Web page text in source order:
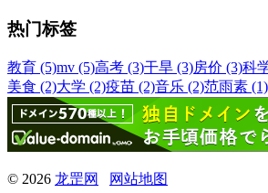
热门标签
教育 (5)mv (5)高考 (3)干旱 (3)房价 (3)科
美食 (2)大学 (2)疫苗 (2)音乐 (2)范雨素 (1)
© 2026 龙罡网 网站地图